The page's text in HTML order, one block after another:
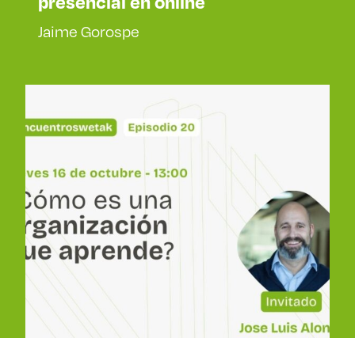
Jaime Gorospe